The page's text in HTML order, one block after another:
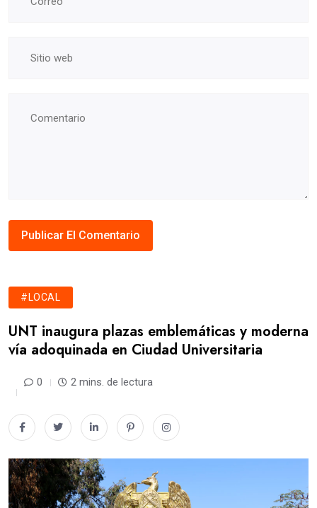
#LOCAL
UNT inaugura plazas emblemáticas y moderna
vía adoquinada en Ciudad Universitaria
0 2 mins. de lectura